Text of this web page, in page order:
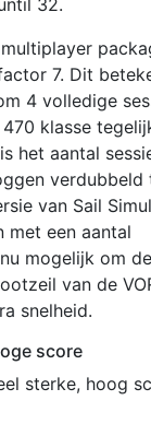
32.
7. Dit
4 volledige
470 klasse
het aantal
verdubbeld
van Sail
met een aantal
mogelijk om de
van de
snelheid.
score
sterke, hoog